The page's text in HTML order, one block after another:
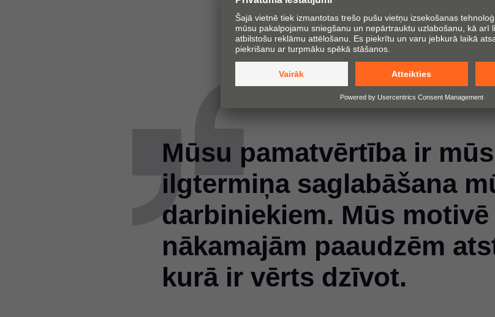
Mūsu pamatvērtība ir
ilgtermiņa saglabāšana
darbiniekiem. Mūs motivē
nākamajām paaudzēm
kurā ir vērts dzīvot.